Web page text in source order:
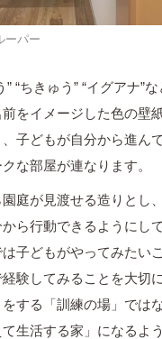
ーパー
“ちきゅう” “イグアナ”
をイメージした色の壁
子どもが自分から進ん
な部屋が連なります。
庭が見渡せる造りとし
ら行動できるようにし
子どもがやってみたい
験してみることを大切
する「訓練の場」では
生活する家」になるよ